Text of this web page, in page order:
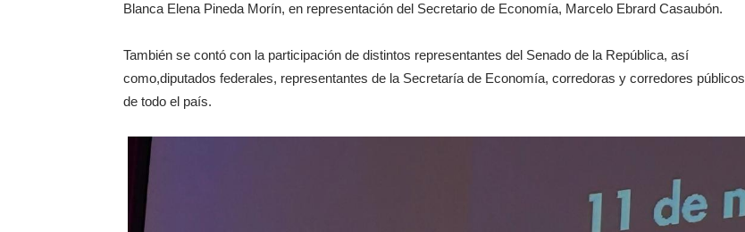
Blanca Elena Pineda Morín, en representación del Secretario de Economía, Marcelo Ebrard Casaubón.
También se contó con la participación de distintos representantes del Senado de la República, así
como,diputados federales, representantes de la Secretaría de Economía, corredoras y corredores públicos
de todo el país.